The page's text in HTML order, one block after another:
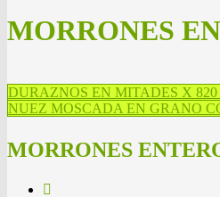
MORRONES
DURAZNOS EN MITADES X
NUEZ MOSCADA EN GRANO
MORRONES